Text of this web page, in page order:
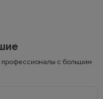
с большим